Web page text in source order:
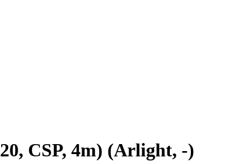
CSP, 4m) (Arlight, -)